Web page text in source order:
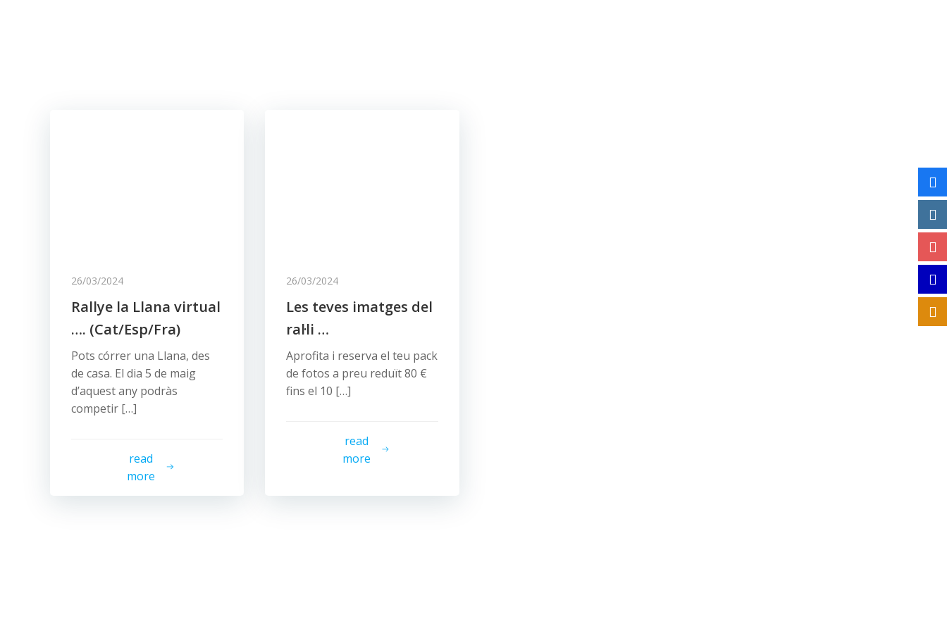
26/03/2024
Rallye la Llana virtual
…. (Cat/Esp/Fra)
Pots córrer una Llana, des
de casa. El dia 5 de maig
d’aquest any podràs
competir […]
read
more
26/03/2024
Les teves imatges del
ral·li …
Aprofita i reserva el teu pack
de fotos a preu reduït 80 €
fins el 10 […]
read
more